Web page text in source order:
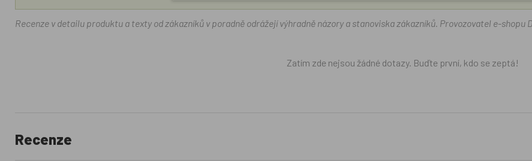
Recenze v detailu produktu a texty od zákazníků v poradně odrážejí výhradně názory a stanoviska zákazníků. Provozovatel e-
Zatím zde nejsou žádné dotazy. Buďte první, kdo se zeptá!
Recenze